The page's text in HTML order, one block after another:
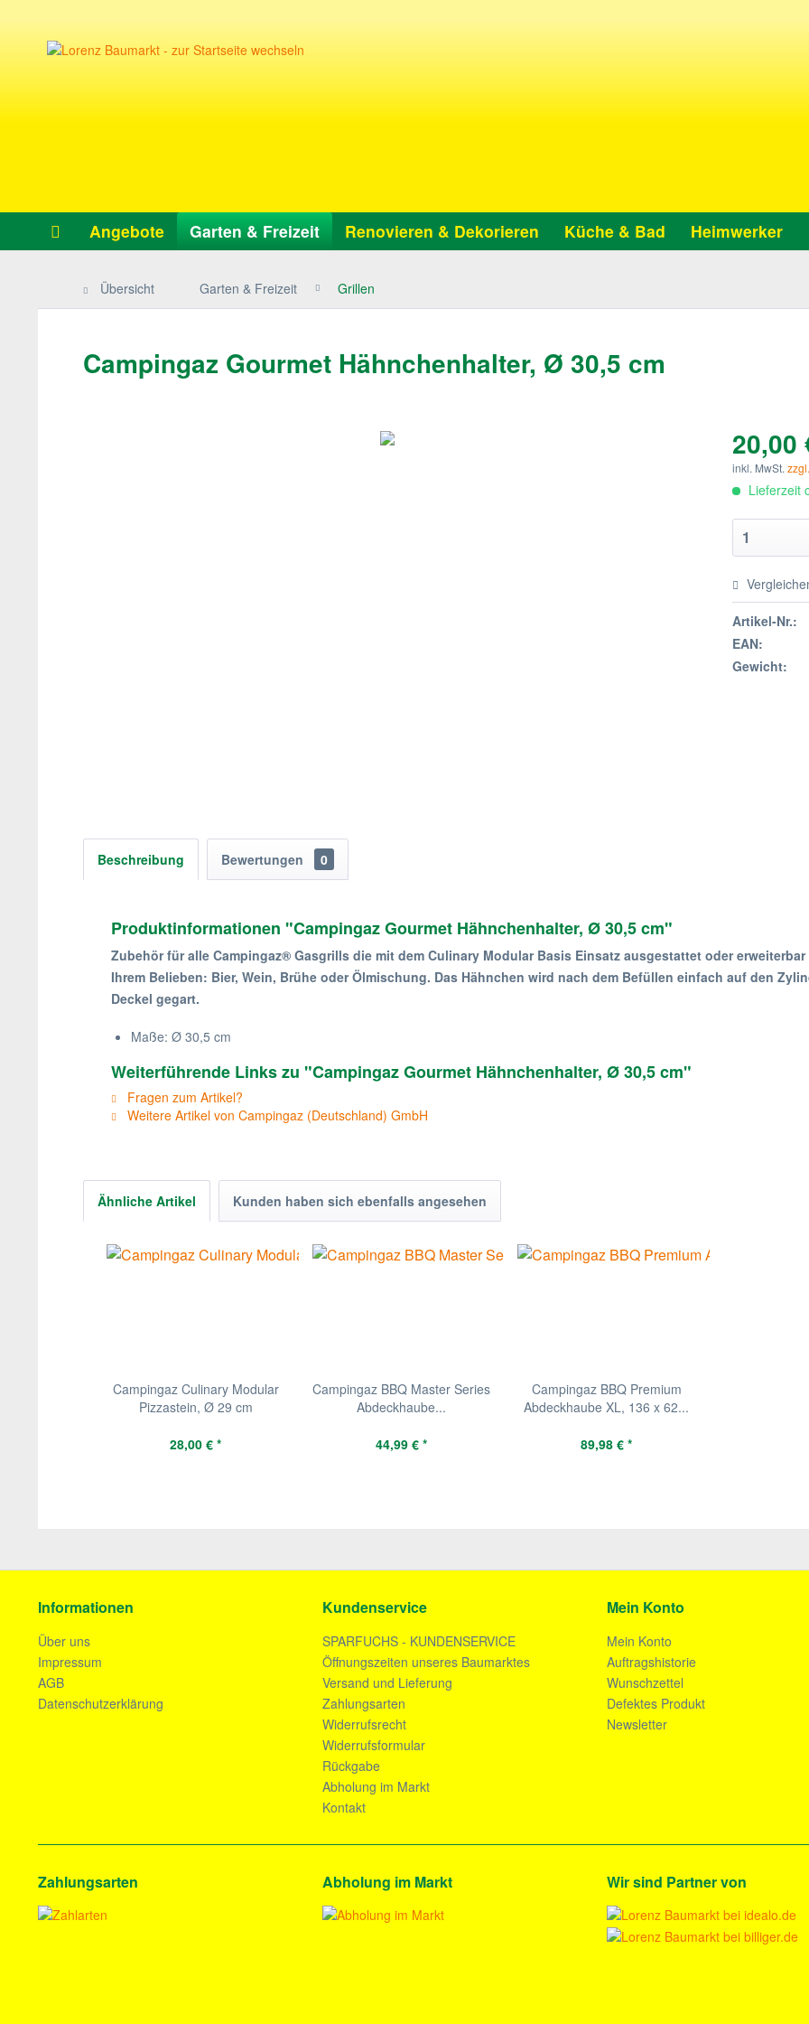
Angebote Garten & Freizeit Renovieren & Dekorieren Küche & Bad Heimwerker
Übersicht Garten & Freizeit Grillen
Campingaz Gourmet Hähnchenhalter, Ø 30,5 cm
20,00
inkl. MwSt.
Lieferzeit
Artikel-Nr.:
EAN:
Gewicht:
Beschreibung Bewertungen 0
Produktinformationen "Campingaz Gourmet Hähnchenhalter, Ø 30,5 cm"
Zubehör für alle Campingaz® Gasgrills die mit dem Culinary Modular Basis Einsatz ausgestattet oder
Ihrem Belieben: Bier, Wein, Brühe oder Ölmischung. Das Hähnchen wird nach dem Befüllen einfach auf den
Deckel gegart.
Maße: Ø 30,5 cm
Weiterführende Links zu "Campingaz Gourmet Hähnchenhalter, Ø 30,5 cm"
Fragen zum Artikel?
Weitere Artikel von Campingaz (Deutschland) GmbH
Ähnliche Artikel Kunden haben sich ebenfalls angesehen
Campingaz Culinary Modular
Pizzastein, Ø 29 cm
28,00 € *
Campingaz BBQ Master Series
Abdeckhaube...
44,99 € *
Campingaz BBQ Premium
Abdeckhaube XL, 136 x 62...
89,98 € *
Informationen
Über uns
Impressum
AGB
Datenschutzerklärung
Kundenservice
SPARFUCHS - KUNDENSERVICE
Öffnungszeiten unseres Baumarktes
Versand und Lieferung
Zahlungsarten
Widerrufsrecht
Widerrufsformular
Rückgabe
Abholung im Markt
Kontakt
Mein Konto
Mein Konto
Auftragshistorie
Wunschzettel
Defektes Produkt
Newsletter
Zahlungsarten Abholung im Markt Wir sind Partner von